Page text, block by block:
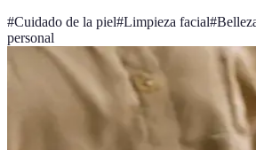
#Cuidado de la piel#Limpieza facial#
personal